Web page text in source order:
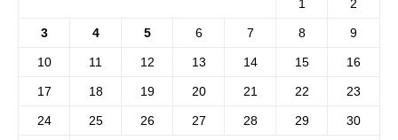
1 2
3 4 5 6 7 8 9
10 11 12 13 14 15 16
17 18 19 20 21 22 23
24 25 26 27 28 29 30